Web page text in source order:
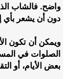
واضح. فالشاب
دون أن يشعر بأي
ويمكن أن تكون
الصلوات في
بعض الأيام، أو